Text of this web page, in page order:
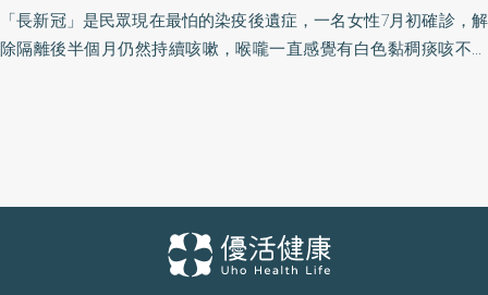
「長新冠」是民眾現在最怕的染疫後遺症，一名女性7月初確診，解
除隔離後半個月仍然持續咳嗽，喉嚨一直感覺有白色黏稠痰咳不出